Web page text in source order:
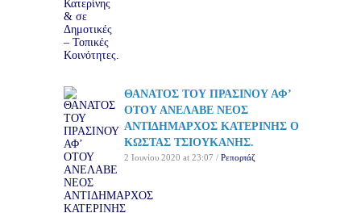
ΘΑΝΑΤΟΣ ΤΟΥ ΠΡΑΣΙΝΟΥ ΑΦ’
ΟΤΟΥ ΑΝΕΛΑΒΕ ΝΕΟΣ
ΑΝΤΙΔΗΜΑΡΧΟΣ ΚΑΤΕΡΙΝΗΣ Ο
ΚΩΣΤΑΣ ΤΣΙΟΥΚΑΝΗΣ.
2 Ιουνίου 2020 at 23:07 / Ρεπορτάζ